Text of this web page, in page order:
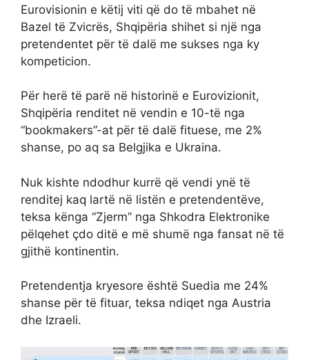
Eurovisionin e këtij viti që do të mbahet në
Bazel të Zvicrës, Shqipëria shihet si një nga
pretendentet për të dalë me sukses nga ky
kompeticion.
Për herë të parë në historinë e Eurovizionit,
Shqipëria renditet në vendin e 10-të nga
“bookmakers”-at për të dalë fituese, me 2%
shanse, po aq sa Belgjika e Ukraina.
Nuk kishte ndodhur kurrë që vendi ynë të
renditej kaq lartë në listën e pretendentëve,
teksa kënga “Zjerm” nga Shkodra Elektronike
pëlqehet çdo ditë e më shumë nga fansat në të
gjithë kontinentin.
Pretendentja kryesore është Suedia me 24%
shanse për të fituar, teksa ndiqet nga Austria
dhe Izraeli.